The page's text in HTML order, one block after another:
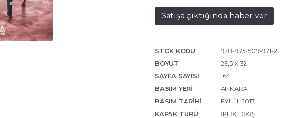
Satışa çıktığında haber ver
STOK KODU
978-975-509-971-2
BOYUT
23,5 X 32
SAYFA SAYISI
164
BASIM YERI
ANKARA
BASIM TARIHI
EYLÜL 2017
KAPAK TÜRÜ
İPLIK DIKIŞ